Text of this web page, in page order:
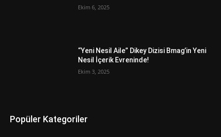
Ekim 6, 2025
“Yeni Nesil Aile” Dikey Dizisi Bmag’in Yeni
Nesil İçerik Evreninde!
Ekim 3, 2025
Popüler Kategoriler